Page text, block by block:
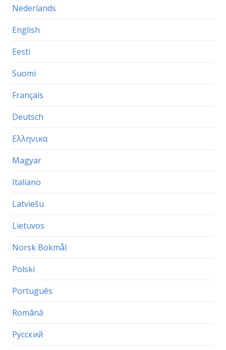
Nederlands
English
Eesti
Suomi
Français
Deutsch
Ελληνικα
Magyar
Italiano
Latviešu
Lietuvos
Norsk Bokmål
Polski
Português
Română
Русский